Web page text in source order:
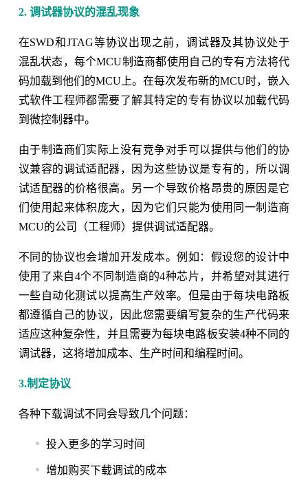
2. 调试器协议的混乱现象
在SWD和JTAG等协议出现之前，调试器及其协议处于
混乱状态，每个MCU制造商都使用自己的专有方法将代
码加载到他们的MCU上。在每次发布新的MCU时，嵌入
式软件工程师都需要了解其特定的专有协议以加载代码
到微控制器中。
由于制造商们实际上没有竞争对手可以提供与他们的协
议兼容的调试适配器，因为这些协议是专有的，所以调
试适配器的价格很高。另一个导致价格昂贵的原因是它
们使用起来体积庞大，因为它们只能为使用同一制造商
MCU的公司（工程师）提供调试适配器。
不同的协议也会增加开发成本。例如：假设您的设计中
使用了来自4个不同制造商的4种芯片，并希望对其进行
一些自动化测试以提高生产效率。但是由于每块电路板
都遵循自己的协议，因此您需要编写复杂的生产代码来
适应这种复杂性，并且需要为每块电路板安装4种不同的
调试器，这将增加成本、生产时间和编程时间。
3.制定协议
各种下载调试不同会导致几个问题：
投入更多的学习时间
增加购买下载调试的成本